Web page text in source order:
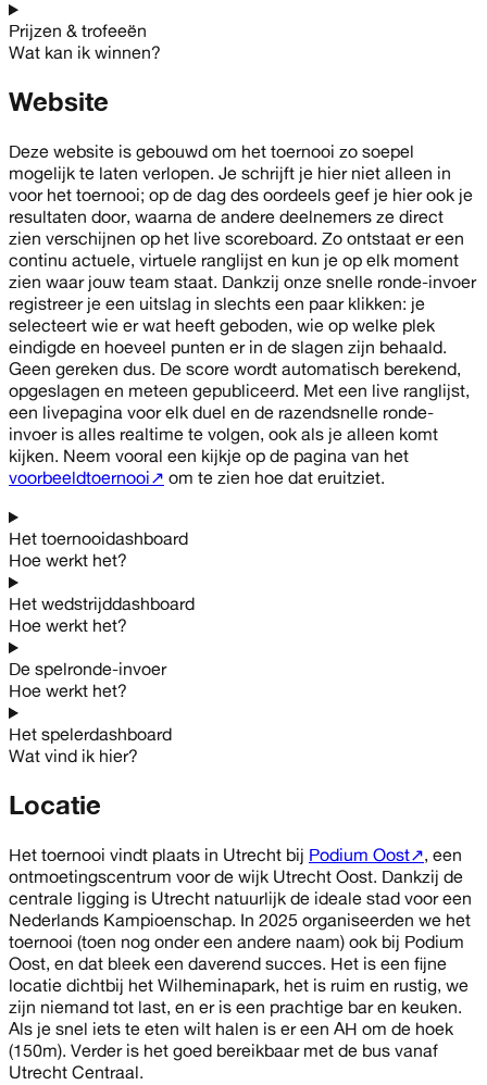
Prijzen & trofeeën
Wat kan ik winnen?
Website
Deze website is gebouwd om het toernooi zo soepel
mogelijk te laten verlopen. Je schrijft je hier niet alleen in
voor het toernooi; op de dag des oordeels geef je hier ook je
resultaten door, waarna de andere deelnemers ze direct
zien verschijnen op het live scoreboard. Zo ontstaat er een
continu actuele, virtuele ranglijst en kun je op elk moment
zien waar jouw team staat. Dankzij onze snelle ronde-invoer
registreer je een uitslag in slechts een paar klikken: je
selecteert wie er wat heeft geboden, wie op welke plek
eindigde en hoeveel punten er in de slagen zijn behaald.
Geen gereken dus. De score wordt automatisch berekend,
opgeslagen en meteen gepubliceerd. Met een live ranglijst,
een livepagina voor elk duel en de razendsnelle ronde-
invoer is alles realtime te volgen, ook als je alleen komt
kijken. Neem vooral een kijkje op de pagina van het
voorbeeldtoernooi↗ om te zien hoe dat eruitziet.
Het toernooidashboard
Hoe werkt het?
Het wedstrijddashboard
Hoe werkt het?
De spelronde-invoer
Hoe werkt het?
Het spelerdashboard
Wat vind ik hier?
Locatie
Het toernooi vindt plaats in Utrecht bij Podium Oost↗, een
ontmoetingscentrum voor de wijk Utrecht Oost. Dankzij de
centrale ligging is Utrecht natuurlijk de ideale stad voor een
Nederlands Kampioenschap. In 2025 organiseerden we het
toernooi (toen nog onder een andere naam) ook bij Podium
Oost, en dat bleek een daverend succes. Het is een fijne
locatie dichtbij het Wilheminapark, het is ruim en rustig, we
zijn niemand tot last, en er is een prachtige bar en keuken.
Als je snel iets te eten wilt halen is er een AH om de hoek
(150m). Verder is het goed bereikbaar met de bus vanaf
Utrecht Centraal.